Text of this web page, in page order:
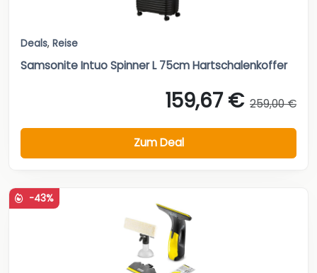
Deals, Reise
Samsonite Intuo Spinner L 75cm Hartschalenkoffer
159,67 € 259,00 €
Zum Deal
-43%